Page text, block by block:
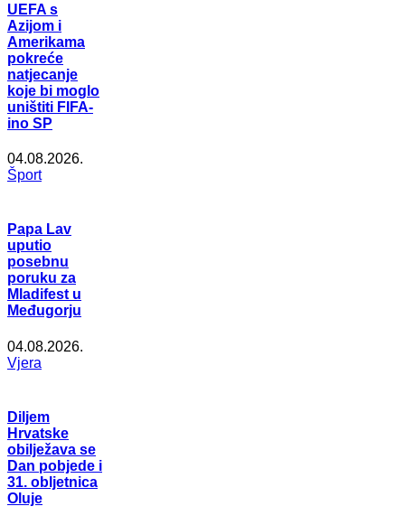
UEFA s
Azijom i
Amerikama
pokreće
natjecanje
koje bi moglo
uništiti FIFA-
ino SP
04.08.2026.
Šport
Papa Lav
uputio
posebnu
poruku za
Mladifest u
Međugorju
04.08.2026.
Vjera
Diljem
Hrvatske
obilježava se
Dan pobjede i
31. obljetnica
Oluje